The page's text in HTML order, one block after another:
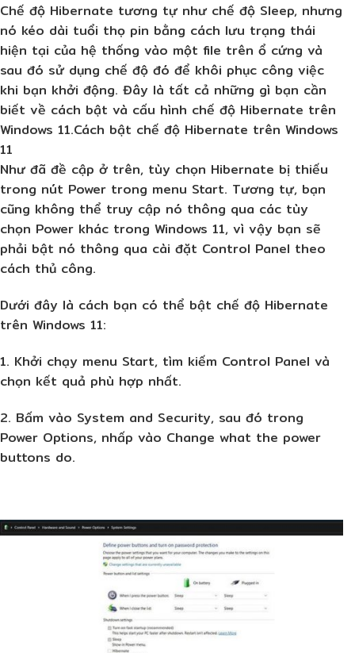
Chế độ Hibernate tương tự như chế độ Sleep, nhưng
nó kéo dài tuổi thọ pin bằng cách lưu trạng thái
hiện tại của hệ thống vào một file trên ổ cứng và
sau đó sử dụng chế độ đó để khôi phục công việc
khi bạn khởi động. Đây là tất cả những gì bạn cần
biết về cách bật và cấu hình chế độ Hibernate trên
Windows 11.Cách bật chế độ Hibernate trên Windows
11
Như đã đề cập ở trên, tùy chọn Hibernate bị thiếu
trong nút Power trong menu Start. Tương tự, bạn
cũng không thể truy cập nó thông qua các tùy
chọn Power khác trong Windows 11, vì vậy bạn sẽ
phải bật nó thông qua cài đặt Control Panel theo
cách thủ công.
Dưới đây là cách bạn có thể bật chế độ Hibernate
trên Windows 11:
1. Khởi chạy menu Start, tìm kiếm Control Panel và
chọn kết quả phù hợp nhất.
2. Bấm vào System and Security, sau đó trong
Power Options, nhấp vào Change what the power
buttons do.